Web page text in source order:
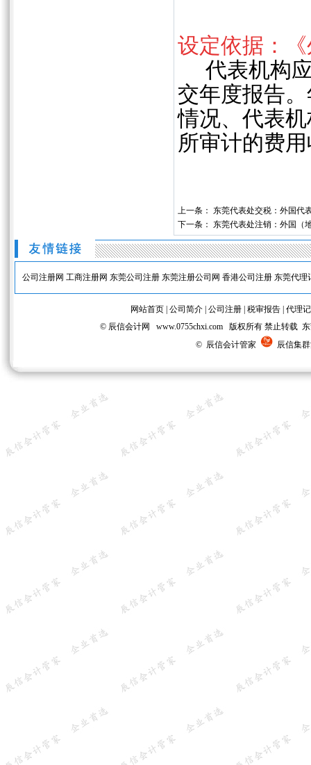
设定依据：
代表机构应
交年度报告
情况、代表
所审计的费
上一条： 东莞代表处交税：外国代
下一条： 东莞代表处注销：外国（
公司注册网 工商注册网 东莞公司注册 东莞注册公司网 香港公司注册 东莞代理
网站首页 公司简介 公司注册 税审报告 代理
© 辰信会计网 www.0755chxi.com 版权所有 禁止转载
© 辰信会计管家
辰信集